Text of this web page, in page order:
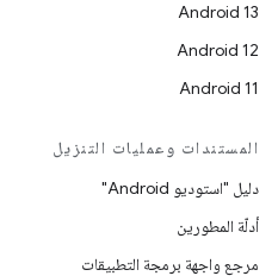
Android 13
Android 12
Android 11
المستندات وعمليات التنزيل
دليل "استوديو Android"
أدلّة المطورين
مرجع واجهة برمجة التطبيقات